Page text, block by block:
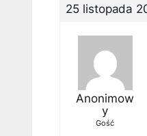
25 listopada
Anonimow
y
Gość